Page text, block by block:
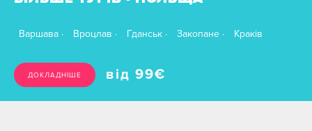
Варшава Вроцлав Гданськ Закопане Краків
ДОКЛАДНІШЕ від 99€